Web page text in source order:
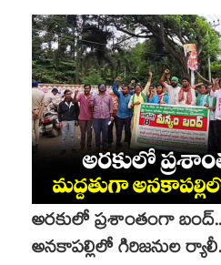
అరకులో ప్రశాంతంగా
అనకాపల్లిలో గిరిజనుల